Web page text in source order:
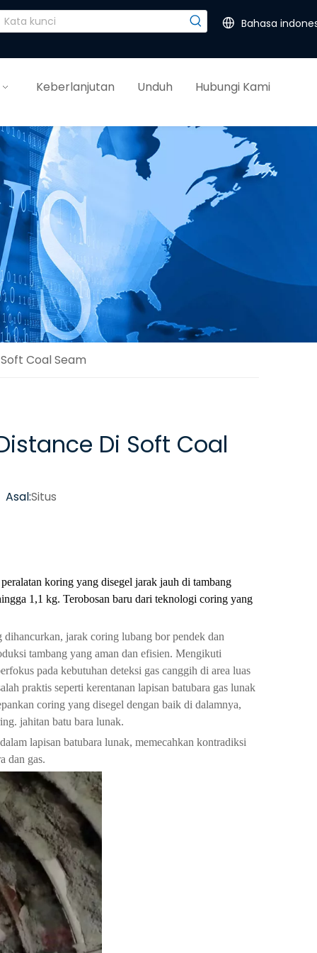
Bahasa
Keberlanjutan Unduh Hubungi Kami
Coal Seam
Di Soft Coal
Situs
koring yang disegel jarak jauh di tambang
1,1 kg. Terobosan baru dari teknologi coring yang
jarak coring lubang bor pendek dan
tambang yang aman dan efisien. Mengikuti
pada kebutuhan deteksi gas canggih di area luas
praktis seperti kerentanan lapisan batubara gas lunak
coring yang disegel dengan baik di dalamnya,
jahitan batu bara lunak.
lapisan batubara lunak, memecahkan kontradiksi
dan gas.